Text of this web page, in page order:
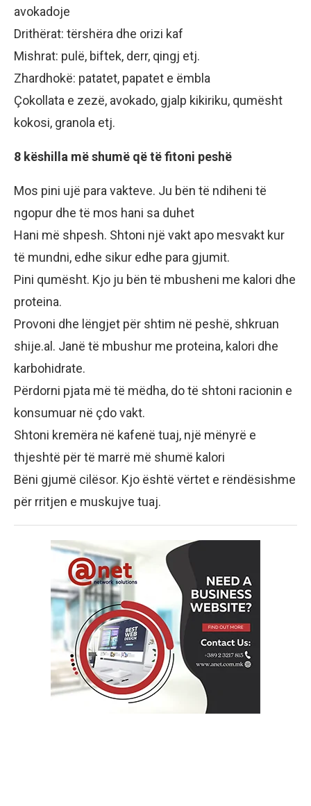
avokadoje
Drithërat: tërshëra dhe orizi kaf
Mishrat: pulë, biftek, derr, qingj etj.
Zhardhokë: patatet, papatet e ëmbla
Çokollata e zezë, avokado, gjalp kikiriku, qumësht
kokosi, granola etj.
8 këshilla më shumë që të fitoni peshë
Mos pini ujë para vakteve. Ju bën të ndiheni të
ngopur dhe të mos hani sa duhet
Hani më shpesh. Shtoni një vakt apo mesvakt kur
të mundni, edhe sikur edhe para gjumit.
Pini qumësht. Kjo ju bën të mbusheni me kalori dhe
proteina.
Provoni dhe lëngjet për shtim në peshë, shkruan
shije.al. Janë të mbushur me proteina, kalori dhe
karbohidrate.
Përdorni pjata më të mëdha, do të shtoni racionin e
konsumuar në çdo vakt.
Shtoni kremëra në kafenë tuaj, një mënyrë e
thjeshtë për të marrë më shumë kalori
Bëni gjumë cilësor. Kjo është vërtet e rëndësishme
për rritjen e muskujve tuaj.